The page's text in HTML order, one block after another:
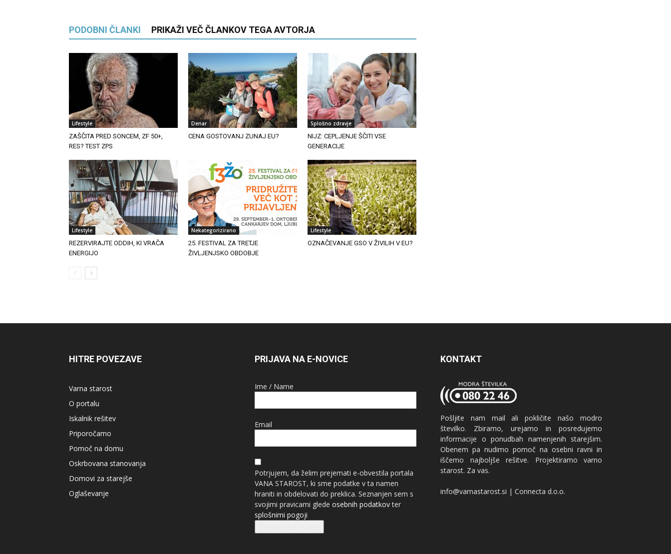
PODOBNI ČLANKI PRIKAŽI VEČ ČLANKOV TEGA AVTORJA
Lifestyle
ZAŠČITA PRED SONCEM, ZF 50+,
RES? TEST ZPS
Denar
CENA GOSTOVANJ ZUNAJ EU?
Splošno zdravje
NIJZ: CEPLJENJE ŠČITI VSE
GENERACIJE
Lifestyle
REZERVIRAJTE ODDIH, KI VRAČA
ENERGIJO
Nekategorizirano
25. FESTIVAL ZA TRETJE
ŽIVLJENJSKO OBDOBJE
Lifestyle
OZNAČEVANJE GSO V ŽIVILIH V EU?
HITRE POVEZAVE
Varna starost
O portalu
Iskalnik rešitev
Priporočamo
Pomoč na domu
Oskrbovana stanovanja
Domovi za starejše
Oglaševanje
PRIJAVA NA E-NOVICE
Ime / Name
Email
Potrjujem, da želim prejemati e-obvestila portala
VANA STAROST, ki sme podatke v ta namen
hraniti in obdelovati do preklica. Seznanjen sem s
svojimi pravicami glede osebnih podatkovter
splošnimi pogoji
KONTAKT
Pošljite nam mail ali pokličite našo modro
številko. Zbiramo, urejamo in posredujemo
informacije o ponudbah namenjenih starejšim.
Obenem pa nudimo pomoč na osebni ravni in
iščemo najboljše rešitve. Projektiramo varno
starost. Za vas.
info@varnastarost.si | Connecta d.o.o.